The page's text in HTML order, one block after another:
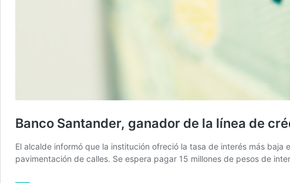
Banco Santander, ganador de la línea de
El alcalde informó que la institución ofreció la tasa de interés más
pavimentación de calles. Se espera pagar 15 millones de pesos de